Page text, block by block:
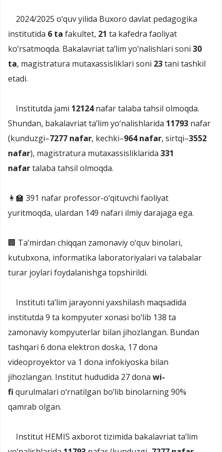
2024/2025 o‘quv yilida Buxoro davlat pedagogika
institutida 6 ta fakultet, 21 ta kafedra faoliyat
ko‘rsatmoqda. Bakalavriat ta’lim yo‘nalishlari soni 30
ta, magistratura mutaxassisliklari soni 23tani tashkil
etadi.
Institutda jami 12124nafar talaba tahsil olmoqda.
Shundan, bakalavriat ta’lim yo‘nalishlarida 11793 nafar
(kunduzgi–7277 nafar, kechki–964 nafar, sirtqi–3552
nafar), magistratura mutaxassisliklarida 331
nafartalaba tahsil olmoqda.
👩‍🏫 391 nafar professor-o‘qituvchi faoliyat
yuritmoqda, ulardan 149 nafari ilmiy darajaga ega.
🏢 Ta’mirdan chiqqan zamonaviy o‘quv binolari,
kutubxona, informatika laboratoriyalari va talabalar
turar joylari foydalanishga topshirildi.
Instituti ta’lim jarayonni yaxshilash maqsadida
institutda 9 ta kompyuter xonasi bo‘lib 138 ta
zamonaviy kompyuterlar bilan jihozlangan. Bundan
tashqari 6 dona elektron doska, 17 dona
videoproyektor va 1 dona infokiyoska bilan
jihozlangan. Institut hududida 27 dona wi-
fi qurulmalari o‘rnatilgan bo‘lib binolarning 90%
qamrab olgan.
Institut HEMIS axborot tizimida bakalavriat ta’lim